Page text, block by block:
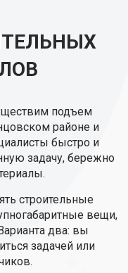
подъем
районе и
быстро и
задачу, бережно
строительные
вещи,
два: вы
задачей или